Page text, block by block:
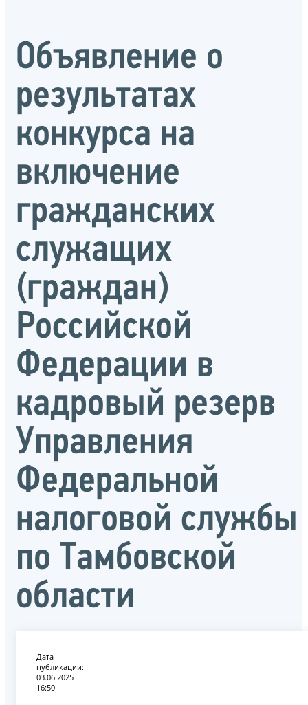
Объявление о
результатах
конкурса на
включение
гражданских
служащих
(граждан)
Российской
Федерации в
кадровый резерв
Управления
Федеральной
налоговой службы
по Тамбовской
области
Дата
публикации:
03.06.2025
16:50